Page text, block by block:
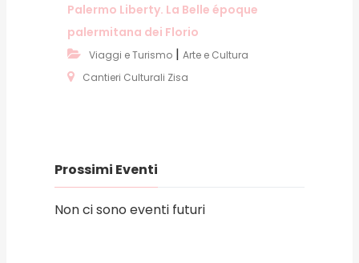
Palermo Liberty. La Belle époque
palermitana dei Florio
Viaggi e Turismo | Arte e Cultura
Cantieri Culturali Zisa
Prossimi Eventi
Non ci sono eventi futuri